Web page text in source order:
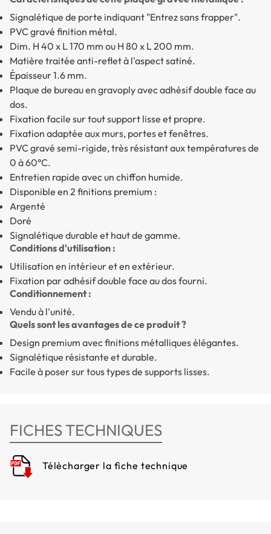
Signalétique de porte indiquant "Entrez sans frapper".
PVC gravé finition métal.
Dim. H 40 x L 170 mm ou H 80 x L 200 mm.
Matière traitée anti-reflet à l'aspect satiné.
Épaisseur 1.6 mm.
Plaque de bureau en gravoply avec adhésif double face au
dos.
Fixation facile sur tout support lisse et propre.
Fixation adaptée aux murs, portes et fenêtres.
PVC gravé semi-rigide, très résistant aux températures de
0 à 60°C.
Entretien rapide avec un chiffon humide.
Disponible en 2 finitions premium :
Argenté
Doré
Signalétique durable et haut de gamme.
Conditions d'utilisation :
Utilisation en intérieur et en extérieur.
Fixation par adhésif double face au dos fourni.
Conditionnement :
Vendu à l'unité.
Quels sont les avantages de ce produit ?
Design premium avec finitions métalliques élégantes.
Signalétique résistante et durable.
Facile à poser sur tous types de supports lisses.
FICHES TECHNIQUES
Télècharger la fiche technique